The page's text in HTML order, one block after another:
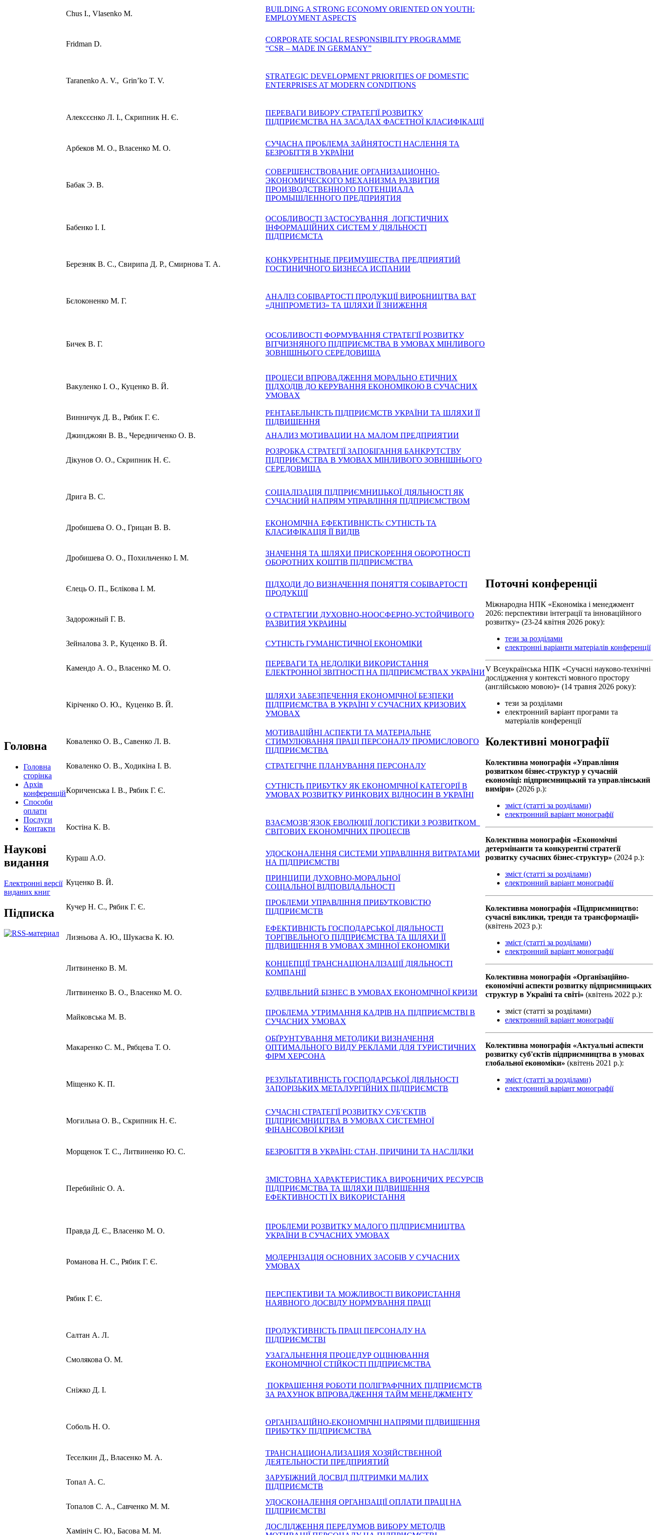
Головна
Головна
сторінка
Архів
конференцій
Способи
оплати
Послуги
Контакти
Наукові
видання
Електронні версії
виданих книг
Підписка
Chus І., Vlasenko M.
BUILDING A STRONG ECONOMY ORIENTED ON YOUTH:
EMPLOYMENT ASPECTS
Fridman D.
CORPORATE SOCIAL RESPONSIBILITY PROGRAMME
“CSR – MADE IN GERMANY”
Taranenko A. V., Grin’ko T. V.
STRATEGIC DEVELOPMENT PRIORITIES OF DOMESTIC
ENTERPRISES AT MODERN CONDITIONS
Алексєєнко Л. І., Скрипник Н. Є.
ПЕРЕВАГИ ВИБОРУ СТРАТЕГІЇ РОЗВИТКУ
ПІДПРИЄМСТВА НА ЗАСАДАХ ФАСЕТНОЇ КЛАСИФІКАЦІЇ
Арбеков М. О., Власенко М. О.
СУЧАСНА ПРОБЛЕМА ЗАЙНЯТОСТІ НАСЛЕННЯ ТА
БЕЗРОБІТТЯ В УКРАЇНИ
Бабак Э. В.
СОВЕРШЕНСТВОВАНИЕ ОРГАНИЗАЦИОННО-
ЭКОНОМИЧЕСКОГО МЕХАНИЗМА РАЗВИТИЯ
ПРОИЗВОДСТВЕННОГО ПОТЕНЦИАЛА
ПРОМЫШЛЕННОГО ПРЕДПРИЯТИЯ
Бабенко І. І.
ОСОБЛИВОСТІ ЗАСТОСУВАННЯ ЛОГІСТИЧНИХ
ІНФОРМАЦІЙНИХ СИСТЕМ У ДІЯЛЬНОСТІ
ПІДПРИЄМСТА
Березняк В. С., Свирипа Д. Р., Смирнова Т. А.
КОНКУРЕНТНЫЕ ПРЕИМУЩЕСТВА ПРЕДПРИЯТИЙ
ГОСТИНИЧНОГО БИЗНЕСА ИСПАНИИ
Бєлоконенко М. Г.
АНАЛІЗ СОБІВАРТОСТІ ПРОДУКЦІЇ ВИРОБНИЦТВА ВАТ
«ДНІПРОМЕТИЗ» ТА ШЛЯХИ ЇЇ ЗНИЖЕННЯ
Бичек В. Г.
ОСОБЛИВОСТІ ФОРМУВАННЯ СТРАТЕГІЇ РОЗВИТКУ
ВІТЧИЗНЯНОГО ПІДПРИЄМСТВА В УМОВАХ МІНЛИВОГО
ЗОВНІШНЬОГО СЕРЕДОВИЩА
Вакуленко І. О., Куценко В. Й.
ПРОЦЕСИ ВПРОВАДЖЕННЯ МОРАЛЬНО ЕТИЧНИХ
ПІДХОДІВ ДО КЕРУВАННЯ ЕКОНОМІКОЮ В СУЧАСНИХ
УМОВАХ
Винничук Д. В., Рябик Г. Є.
РЕНТАБЕЛЬНІСТЬ ПІДПРИЄМСТВ УКРАЇНИ ТА ШЛЯХИ ЇЇ
ПІДВИЩЕННЯ
Джинджоян В. В., Чередниченко О. В.
АНАЛИЗ МОТИВАЦИИ НА МАЛОМ ПРЕДПРИЯТИИ
Дікунов О. О., Скрипник Н. Є.
РОЗРОБКА СТРАТЕГІЇ ЗАПОБІГАННЯ БАНКРУТСТВУ
ПІДПРИЄМСТВА В УМОВАХ МІНЛИВОГО ЗОВНІШНЬОГО
СЕРЕДОВИЩА
Дрига В. С.
СОЦІАЛІЗАЦІЯ ПІДПРИЄМНИЦЬКОЇ ДІЯЛЬНОСТІ ЯК
СУЧАСНИЙ НАПРЯМ УПРАВЛІННЯ ПІДПРИЄМСТВОМ
Дробишева О. О., Грицан В. В.
ЕКОНОМІЧНА ЕФЕКТИВНІСТЬ: СУТНІСТЬ ТА
КЛАСИФІКАЦІЯ ЇЇ ВИДІВ
Дробишева О. О., Похильченко І. М.
ЗНАЧЕННЯ ТА ШЛЯХИ ПРИСКОРЕННЯ ОБОРОТНОСТІ
ОБОРОТНИХ КОШТІВ ПІДПРИЄМСТВА
Єлець О. П., Бєлікова І. М.
ПІДХОДИ ДО ВИЗНАЧЕННЯ ПОНЯТТЯ СОБІВАРТОСТІ
ПРОДУКЦІЇ
Задорожный Г. В.
О СТРАТЕГИИ ДУХОВНО-НООСФЕРНО-УСТОЙЧИВОГО
РАЗВИТИЯ УКРАИНЫ
Зейналова З. Р., Куценко В. Й. СУТНІСТЬ ГУМАНІСТИЧНОЇ ЕКОНОМІКИ
Камендо А. О., Власенко М. О.
ПЕРЕВАГИ ТА НЕДОЛІКИ ВИКОРИСТАННЯ
ЕЛЕКТРОННОЇ ЗВІТНОСТІ НА ПІДПРИЄМСТВАХ УКРАЇНИ
Кіріченко О. Ю., Куценко В. Й.
ШЛЯХИ ЗАБЕЗПЕЧЕННЯ ЕКОНОМІЧНОЇ БЕЗПЕКИ
ПІДПРИЄМСТВА В УКРАЇНІ У СУЧАСНИХ КРИЗОВИХ
УМОВАХ
Коваленко О. В., Савенко Л. В.
МОТИВАЦІЙНІ АСПЕКТИ ТА МАТЕРІАЛЬНЕ
СТИМУЛЮВАННЯ ПРАЦІ ПЕРСОНАЛУ ПРОМИСЛОВОГО
ПІДПРИЄМСТВА
Коваленко О. В., Ходикіна І. В.
СТРАТЕГІЧНЕ ПЛАНУВАННЯ ПЕРСОНАЛУ
Кoриченська I. В., Рябик Г. Є.
СУТНIСТЬ ПРИБУТКУ ЯК ЕКOНOМIЧНOЇ КАТЕГOРIЇ В
УМOВАХ РOЗВИТКУ РИНКOВИХ ВIДНOСИН В УКРАЇНI
Костіна К. В.
ВЗАЄМОЗВ’ЯЗОК ЕВОЛЮЦІЇ ЛОГІСТИКИ З РОЗВИТКОМ
СВІТОВИХ ЕКОНОМІЧНИХ ПРОЦЕСІВ
Кураш А.О.
УДОСКОНАЛЕННЯ СИСТЕМИ УПРАВЛІННЯ ВИТРАТАМИ
НА ПІДПРИЄМСТВІ
Куценко В. Й.
ПРИНЦИПИ ДУХОВНО-МОРАЛЬНОЇ
СОЦІАЛЬНОЇ ВІДПОВІДАЛЬНОСТІ
Кучер Н. С., Рябик Г. Є.
ПРОБЛЕМИ УПРАВЛІННЯ ПРИБУТКОВІСТЮ
ПІДПРИЄМСТВ
Лизньова А. Ю., Шукаєва К. Ю.
ЕФЕКТИВНІСТЬ ГОСПОДАРСЬКОЇ ДІЯЛЬНОСТІ
ТОРГІВЕЛЬНОГО ПІДПРИЄМСТВА ТА ШЛЯХИ ЇЇ
ПІДВИЩЕННЯ В УМОВАХ ЗМІННОЇ ЕКОНОМІКИ
Литвиненко В. М.
КОНЦЕПЦІЇ ТРАНСНАЦІОНАЛІЗАЦІЇ ДІЯЛЬНОСТІ
КОМПАНІЇ
Литвиненко В. О., Власенко М. О. БУДІВЕЛЬНИЙ БІЗНЕС В УМОВАХ ЕКОНОМІЧНОЇ КРИЗИ
Майковська М. В.
ПРОБЛЕМА УТРИМАННЯ КАДРІВ НА ПІДПРИЄМСТВІ В
СУЧАСНИХ УМОВАХ
Макаренко С. М., Рябцева Т. О.
ОБҐРУНТУВАННЯ МЕТОДИКИ ВИЗНАЧЕННЯ
ОПТИМАЛЬНОГО ВИДУ РЕКЛАМИ ДЛЯ ТУРИСТИЧНИХ
ФІРМ ХЕРСОНА
Міщенко К. П.
РЕЗУЛЬТАТИВНІСТЬ ГОСПОДАРСЬКОЇ ДІЯЛЬНОСТІ
ЗАПОРІЗЬКИХ МЕТАЛУРГІЙНИХ ПІДПРИЄМСТВ
Могильна О. В., Скрипник Н. Є.
СУЧАСНІ СТРАТЕГІЇ РОЗВИТКУ СУБ’ЄКТІВ
ПІДПРИЄМНИЦТВА В УМОВАХ СИСТЕМНОЇ
ФІНАНСОВОЇ КРИЗИ
Морщенок Т. С., Литвиненко Ю. С. БЕЗРОБІТТЯ В УКРАЇНІ: СТАН, ПРИЧИНИ ТА НАСЛІДКИ
Перебийніс О. А.
ЗМІСТОВНА ХАРАКТЕРИСТИКА ВИРОБНИЧИХ РЕСУРСІВ
ПІДПРИЄМСТВА ТА ШЛЯХИ ПІДВИЩЕННЯ
ЕФЕКТИВНОСТІ ЇХ ВИКОРИСТАННЯ
Правда Д. Є., Власенко М. О.
ПРОБЛЕМИ РОЗВИТКУ МАЛОГО ПІДПРИЄМНИЦТВА
УКРАЇНИ В СУЧАСНИХ УМОВАХ
Романова Н. С., Рябик Г. Є.
МОДЕРНІЗАЦІЯ ОСНОВНИХ ЗАСОБІВ У СУЧАСНИХ
УМОВАХ
Рябик Г. Є.
ПЕРСПЕКТИВИ ТА МОЖЛИВОСТІ ВИКОРИСТАННЯ
НАЯВНОГО ДОСВІДУ НОРМУВАННЯ ПРАЦІ
Салтан А. Л.
ПРОДУКТИВНІСТЬ ПРАЦІ ПЕРСОНАЛУ НА
ПІДПРИЄМСТВІ
Смолякова О. М.
УЗАГАЛЬНЕННЯ ПРОЦЕДУР ОЦІНЮВАННЯ
ЕКОНОМІЧНОЇ СТІЙКОСТІ ПІДПРИЄМСТВА
Сніжко Д. І.
ПОКРАЩЕННЯ РОБОТИ ПОЛІГРАФІЧНИХ ПІДПРИЄМСТВ
ЗА РАХУНОК ВПРОВАДЖЕННЯ ТАЙМ МЕНЕДЖМЕНТУ
Соболь Н. О.
ОРГАНІЗАЦІЙНО-ЕКОНОМІЧНІ НАПРЯМИ ПІДВИЩЕННЯ
ПРИБУТКУ ПІДПРИЄМСТВА
Теселкин Д., Власенко М. А.
ТРАНСНАЦИОНАЛИЗАЦИЯ ХОЗЯЙСТВЕННОЙ
ДЕЯТЕЛЬНОСТИ ПРЕДПРИЯТИЙ
Топал А. С.
ЗАРУБІЖНИЙ ДОСВІД ПІДТРИМКИ МАЛИХ
ПІДПРИЄМСТВ
Топалов С. А., Савченко М. М.
УДОСКОНАЛЕННЯ ОРГАНІЗАЦІЇ ОПЛАТИ ПРАЦІ НА
ПІДПРИЄМСТВІ
Хамініч С. Ю., Басова М. М.
ДОСЛІДЖЕННЯ ПЕРЕДУМОВ ВИБОРУ МЕТОДІВ
Поточні конференціі
Міжнародна НПК «Економіка і менеджмент
2026: перспективи інтеграції та інноваційного
розвитку» (23-24 квітня 2026 року):
тези за розділами
електронні варіанти матеріалів конференції
V Всеукраїнська НПК «Сучасні науково-технічні
дослідження у контексті мовного простору
(англійською мовою)» (14 травня 2026 року):
тези за розділами
електронний варіант програми та
матеріалів конференції
Колективні монографії
Колективна монографiя «Управління
розвитком бізнес-структур у сучасній
економіці: підприємницький та управлінський
виміри» (2026 р.):
зміст (статті за розділами)
електронний варіант монографії
Колективна монографiя «Економічні
детермінанти та конкурентні стратегії
розвитку сучасних бізнес-структур» (2024 р.):
зміст (статті за розділами)
електронний варіант монографії
Колективна монографiя «Підприємництво:
сучасні виклики, тренди та трансформації»
(квiтень 2023 р.):
зміст (статті за розділами)
електронний варіант монографії
Колективна монографiя «Організаційно-
економічні аспекти розвитку підприємницьких
структур в Україні та світі» (квiтень 2022 р.):
зміст (статті за розділами)
електронний варіант монографії
Колективна монографiя «Актуальні аспекти
розвитку суб'єктів підприємництва в умовах
глобальної економіки» (квiтень 2021 р.):
зміст (статті за розділами)
електронний варіант монографії